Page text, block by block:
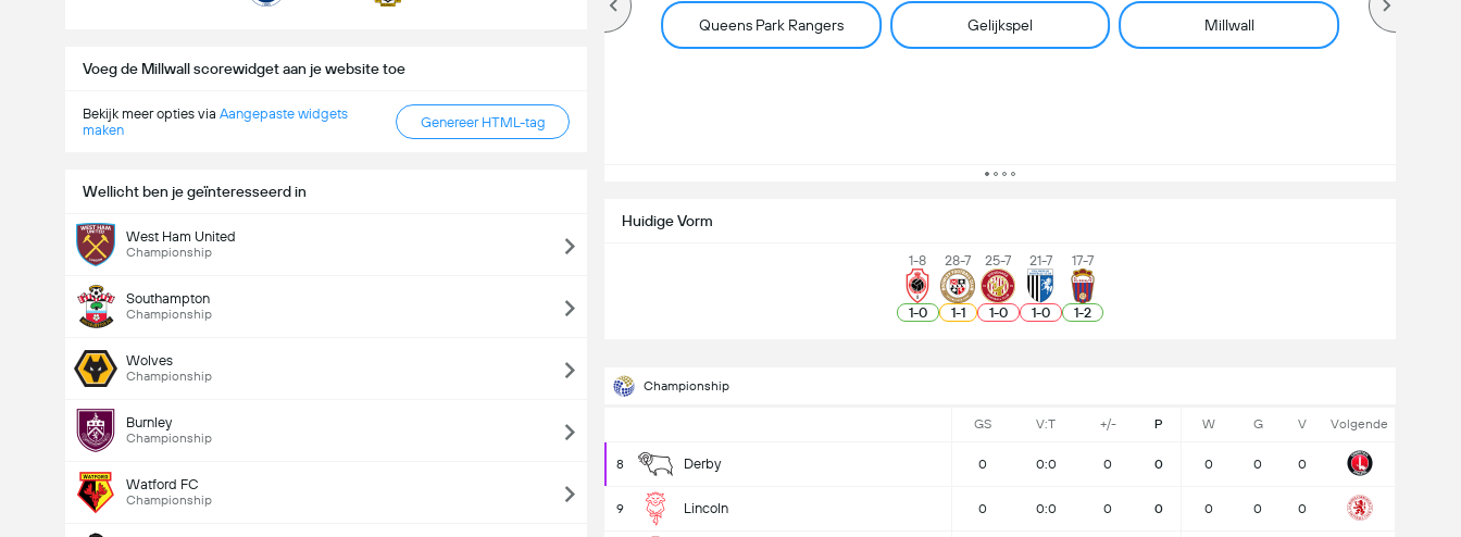
Voeg de Millwall scorewidget aan je website toe
Bekijk meer opties via Aangepaste widgets
maken
Genereer HTML-tag
Wellicht ben je geïnteresseerd in
West Ham United
Championship
Southampton
Championship
Wolves
Championship
Burnley
Championship
Watford FC
Championship
Queens Park Rangers Gelijkspel Millwall
Huidige Vorm
1-8
1-0
28-7
1-1
25-7
1-0
21-7
1-0
17-7
1-2
Championship
GS V:T +/- P W G V Volgende
8 Derby 0 0:0 0 0 0 0 0
9 Lincoln 0 0:0 0 0 0 0 0